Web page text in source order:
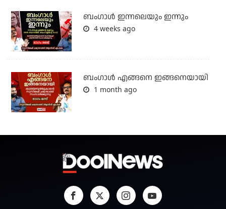
ബംഗാള്‍ ഇന്നലെയും ഇന്നും
4 weeks ago
ബം​ഗാൾ എങ്ങനെ ഇങ്ങനെയായി
1 month ago